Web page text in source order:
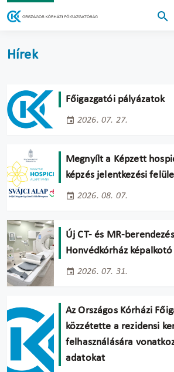
Hírek
Főigazgatói pályázatok
2026. 07. 27.
Megnyílt a Képzett
képzés jelentkezési
2026. 08. 07.
Új CT- és MR-
Honvédkórház
2026. 07. 31.
Az Országos Kórházi
közzétette a rezidensi
felhasználására
adatokat